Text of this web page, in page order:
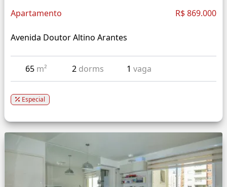
Apartamento R$ 869.000
Avenida Doutor Altino Arantes
65 m² 2 dorms 1vaga
Especial